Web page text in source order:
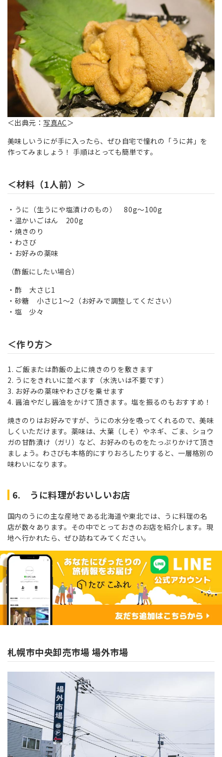
＜出典元： 写真AC＞
美味しいうにが手に入ったら、ぜひ自宅で憧れの「うに丼」を
作ってみましょう！ 手順はとっても簡単です。
＜材料（1人前）＞
うに（生うにや塩漬けのもの） 80g～100g
温かいごはん 200g
焼きのり
わさび
お好みの薬味
（酢飯にしたい場合）
酢 大さじ1
砂糖 小さじ1～2（お好みで調整してください）
塩 少々
＜作り方＞
ご飯または酢飯の上に焼きのりを敷きます
うにをきれいに並べます（水洗いは不要です）
お好みの薬味やわさびを乗せます
醤油やだし醤油をかけて頂きます。塩を振るのもおすすめ！
焼きのりはお好みですが、うにの水分を吸ってくれるので、美味
しくいただけます。薬味は、大葉（しそ）やネギ、ごま、ショウ
ガの甘酢漬け（ガリ）など、お好みのものをたっぷりかけて頂き
ましょう。わさびも本格的にすりおろしたりすると、一層格別の
味わいになります。
6. うに料理がおいしいお店
国内のうにの主な産地である北海道や東北では、うに料理の名
店が数々あります。その中でとっておきのお店を紹介します。現
地へ行かれたら、ぜひ訪ねてみてください。
札幌市中央卸売市場 場外市場